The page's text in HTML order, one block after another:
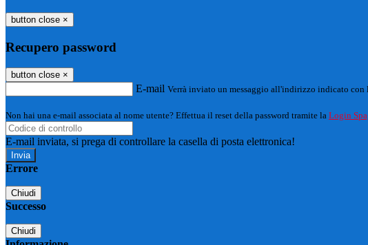
button close ×
Recupero password
button close ×
E-mail Verrà inviato un messaggio all'indirizzo indicato con
Non hai una e-mail associata al nome utente? Effettua il reset della password tramite la Login
E-mail inviata, si prega di controllare la casella di posta elettronica!
Errore
Chiudi
Successo
Chiudi